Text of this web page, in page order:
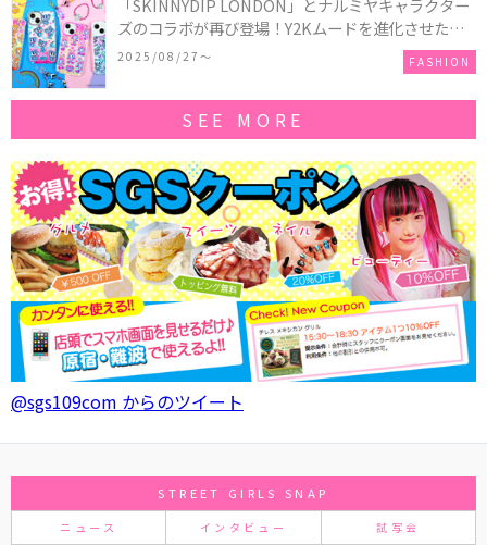
ズのコラボが再び登場！Y2Kムードを進化させた新
作コレクションを発売♪
2025/08/27〜 FASHION
SEE MORE
@sgs109com からのツイート
STREET GIRLS SNAP
ニュース インタビュー 試写会